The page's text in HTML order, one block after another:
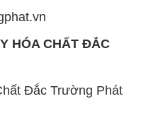
HÓA CHẤT ĐẮC
Đắc Trường Phát